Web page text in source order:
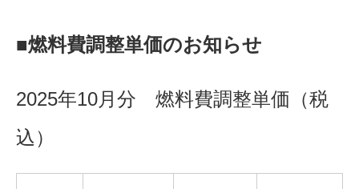
■燃料費調整単価のお知らせ
2025年10月分 燃料費調整単価（税
込）